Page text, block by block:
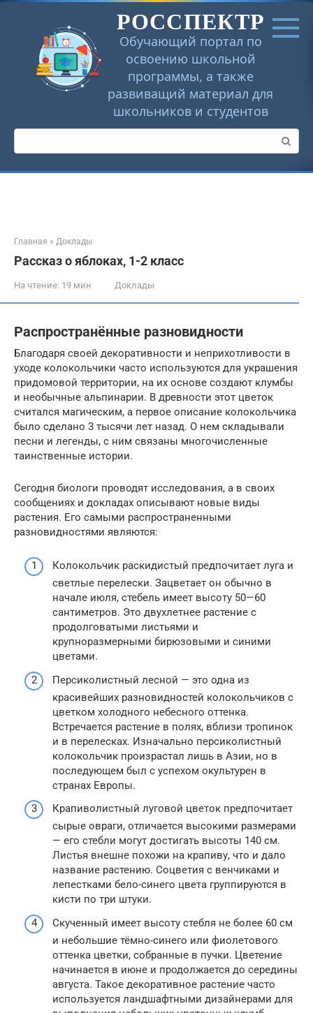
Перейти
РОССПЕКТР
Обучающий портал по
освоению школьной
программы, а также
развиващий материал для
школьников и студентов
Поиск:
Главная » Доклады
Рассказ о яблоках, 1-2 класс
На чтение: 19 мин Доклады
Распространённые разновидности
Благодаря своей декоративности и неприхотливости в
уходе колокольчики часто используются для украшения
придомовой территории, на их основе создают клумбы
и необычные альпинарии. В древности этот цветок
считался магическим, а первое описание колокольчика
было сделано 3 тысячи лет назад. О нем складывали
песни и легенды, с ним связаны многочисленные
таинственные истории.
Сегодня биологи проводят исследования, а в своих
сообщениях и докладах описывают новые виды
растения. Его самыми распространенными
разновидностями являются:
Колокольчик раскидистый предпочитает луга и
светлые перелески. Зацветает он обычно в
начале июля, стебель имеет высоту 50—60
сантиметров. Это двухлетнее растение с
продолговатыми листьями и
крупноразмерными бирюзовыми и синими
цветами.
Персиколистный лесной — это одна из
красивейших разновидностей колокольчиков с
цветком холодного небесного оттенка.
Встречается растение в полях, вблизи тропинок
и в перелесках. Изначально персиколистный
колокольчик произрастал лишь в Азии, но в
последующем был с успехом окультурен в
странах Европы.
Крапиволистный луговой цветок предпочитает
сырые овраги, отличается высокими размерами
— его стебли могут достигать высоты 140 см.
Листья внешне похожи на крапиву, что и дало
название растению. Соцветия с венчиками и
лепестками бело-синего цвета группируются в
кисти по три штуки.
Скученный имеет высоту стебля не более 60 см
и небольшие тёмно-синего или фиолетового
оттенка цветки, собранные в пучки. Цветение
начинается в июне и продолжается до середины
августа. Такое декоративное растение часто
используется ландшафтными дизайнерами для